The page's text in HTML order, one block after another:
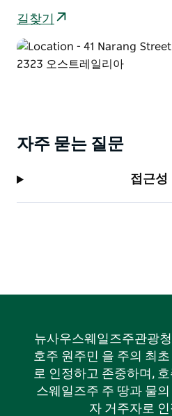
길찾기
자주 묻는 질문
접근성
뉴사우스웨일즈주관광
호주 원주민 을 주의 최
로 인정하고 존중하며,
스웨일즈주 주 땅과 물의
자 거주자로